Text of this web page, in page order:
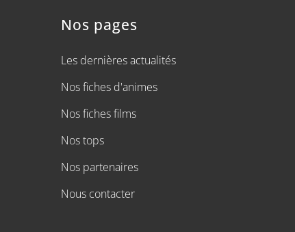
Nos pages
Les dernières actualités
Nos fiches d'animes
Nos fiches films
Nos tops
Nos partenaires
Nous contacter